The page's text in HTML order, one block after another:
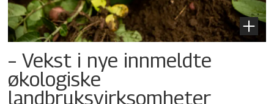
– Vekst i nye innmeldte
økologiske
landbruksvirksomheter